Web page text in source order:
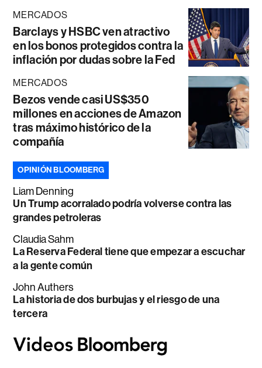
MERCADOS
Barclays y HSBC ven atractivo
en los bonos protegidos contra la
inflación por dudas sobre la Fed
MERCADOS
Bezos vende casi US$350
millones en acciones de Amazon
tras máximo histórico de la
compañía
OPINIÓN BLOOMBERG
Liam Denning
Un Trump acorralado podría volverse contra las
grandes petroleras
Claudia Sahm
La Reserva Federal tiene que empezar a escuchar
a la gente común
John Authers
La historia de dos burbujas y el riesgo de una
tercera